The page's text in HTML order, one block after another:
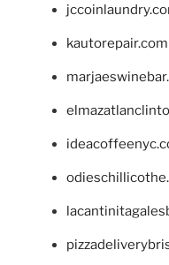
kautorepair.com